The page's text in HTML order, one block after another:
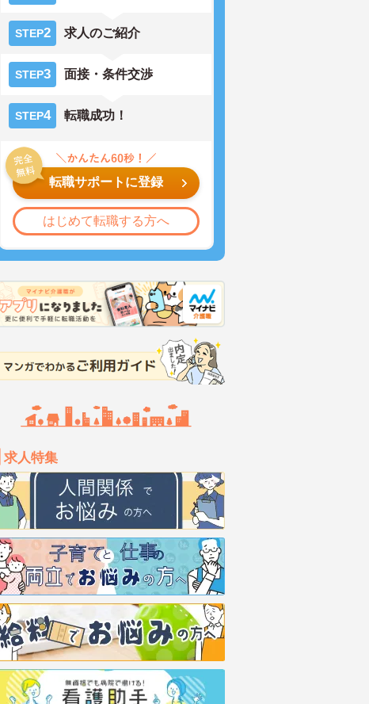
STEP2 求人のご紹介
STEP3 面接・条件交渉
STEP4 転職成功！
転職サポートに登録
はじめて転職する方へ
求人特集